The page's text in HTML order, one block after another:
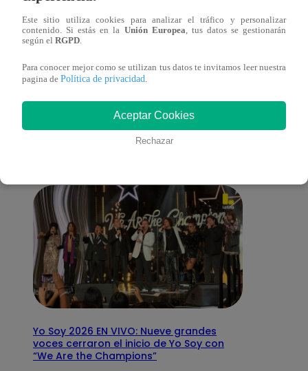
También te puede
interesar
Yo Soy 2026 EN VIVO: Nueve grandes
voces cerraron el inicio de Yo Soy con
“We Are the Champions”
Este sitio utiliza cookies para analizar el tráfico y personalizar
contenido. Si estás en la Unión Europea, tus datos se gestionarán
según el RGPD.
Para conocer mejor como se utilizan tus datos te invitamos leer nuestra
pagina de Política de privacidad.
Aceptar Cookies
Rechazar